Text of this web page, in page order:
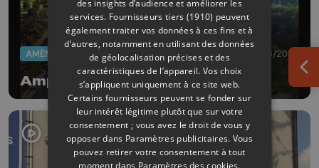
09/09/2018
Ampsin : chantier fluvial
des insights d’audience et améliorer les
services. Fournisseurs tiers (1910) peuvent
également traiter vos données à ces fins et à
d’autres, notamment en utilisant des données
de géolocalisation précises et des
caractéristiques de l’appareil. Vos choix
s’appliquent uniquement à ce site web.
Certains fournisseurs peuvent se fonder sur
leur intérêt légitime plutôt que sur votre
consentement ; vous avez le droit de vous y
opposer dans Paramètres publicitaires. Vous
pouvez retirer votre consentement à tout
moment dans Paramètres des cookies.